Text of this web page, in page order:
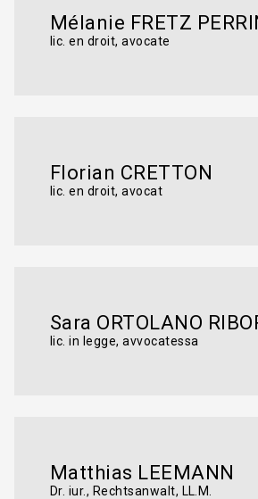
Mélanie FRETZ
lic. en droit, avocate
Florian CRETTON
lic. en droit, avocat
Sara ORTOLANO
lic. in legge, avvocatessa
Matthias LEEMANN
Dr. iur., Rechtsanwalt, LL.M.